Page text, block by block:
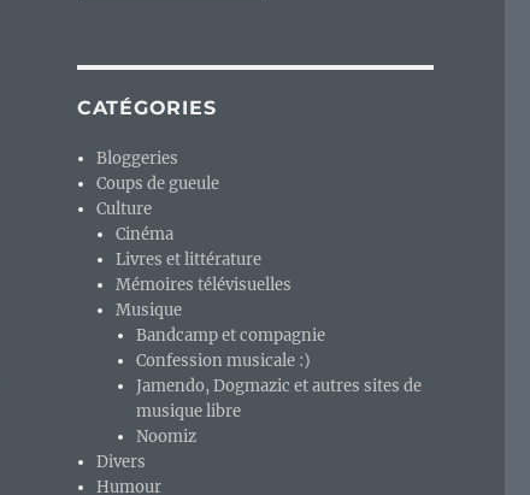
CATÉGORIES
Bloggeries
Coups de gueule
Culture
Cinéma
Livres et littérature
Mémoires télévisuelles
Musique
Bandcamp et compagnie
Confession musicale :)
Jamendo, Dogmazic et autres sites de
musique libre
Noomiz
Divers
Humour